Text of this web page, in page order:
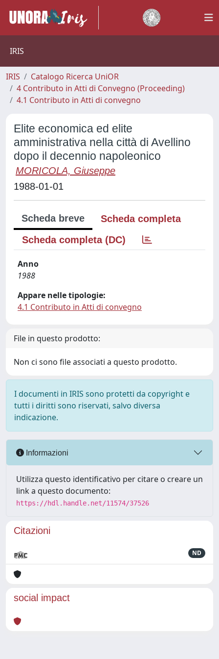
IRIS
IRIS
Catalogo Ricerca UniOR
4 Contributo in Atti di Convegno (Proceeding)
4.1 Contributo in Atti di convegno
Elite economica ed elite
amministrativa nella città di Avellino
dopo il decennio napoleonico
MORICOLA, Giuseppe
1988-01-01
Scheda breve
Scheda completa
Scheda completa (DC)
Anno
1988
Appare nelle tipologie:
4.1 Contributo in Atti di convegno
File in questo prodotto:
Non ci sono file associati a questo prodotto.
I documenti in IRIS sono protetti da copyright e
tutti i diritti sono riservati, salvo diversa
indicazione.
Informazioni
Utilizza questo identificativo per citare o creare un
link a questo documento:
https://hdl.handle.net/11574/37526
Citazioni
ND
social impact